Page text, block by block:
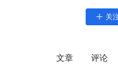
关
文章 评论